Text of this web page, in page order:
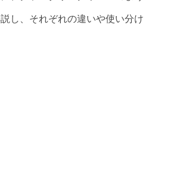
し、それぞれの違いや使い分け